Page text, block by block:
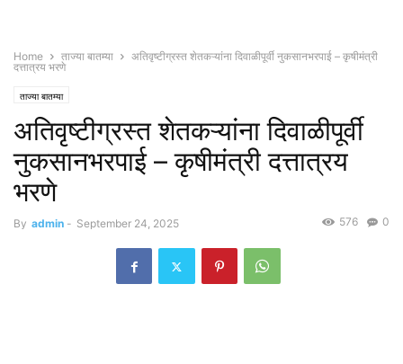
Home ताज्या बातम्या
अतिवृष्टीग्रस्त शेतकऱ्यांना दिवाळीपूर्वी नुकसानभरपाई – कृषीमंत्री
दत्तात्रय भरणे
ताज्या बातम्या
अतिवृष्टीग्रस्त शेतकऱ्यांना दिवाळीपूर्वी
नुकसानभरपाई – कृषीमंत्री दत्तात्रय
भरणे
By admin - September 24, 2025 0
576